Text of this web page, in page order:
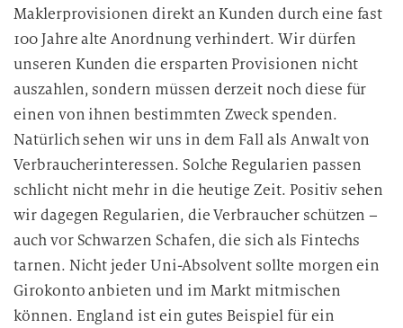
Maklerprovisionen direkt an Kunden durch eine fast
100 Jahre alte Anordnung verhindert. Wir dürfen
unseren Kunden die ersparten Provisionen nicht
auszahlen, sondern müssen derzeit noch diese für
einen von ihnen bestimmten Zweck spenden.
Natürlich sehen wir uns in dem Fall als Anwalt von
Verbraucherinteressen. Solche Regularien passen
schlicht nicht mehr in die heutige Zeit. Positiv sehen
wir dagegen Regularien, die Verbraucher schützen –
auch vor Schwarzen Schafen, die sich als Fintechs
tarnen. Nicht jeder Uni-Absolvent sollte morgen ein
Girokonto anbieten und im Markt mitmischen
können. England ist ein gutes Beispiel für ein